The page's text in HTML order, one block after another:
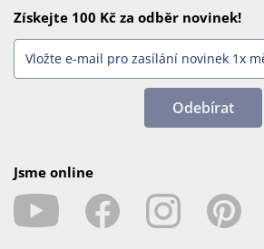
Získejte 100 Kč za odběr novinek!
Odebírat
Jsme online